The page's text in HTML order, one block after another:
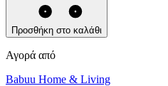
Προσθήκη στο καλάθι
Αγορά από
Babuu Home & Living